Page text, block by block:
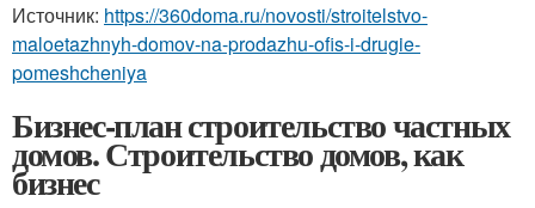
Источник: https://360doma.ru/novosti/stroitelstvo-
maloetazhnyh-domov-na-prodazhu-ofis-i-drugie-
pomeshcheniya
Бизнес-план строительство частных
домов. Строительство домов, как
бизнес